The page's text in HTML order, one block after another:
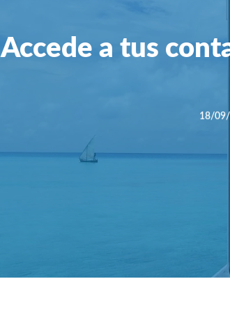
Accede a tus
18/